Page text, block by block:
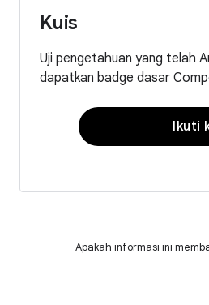
Kuis
Uji pengetahuan yang telah
dapatkan badge dasar
Ikuti
Apakah informasi ini